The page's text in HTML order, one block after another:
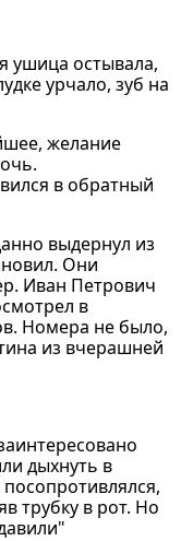
ушица остывала,
урчало, зуб на
желание
в обратный
выдернул из
Они
Иван Петрович
в
Номера не было,
из вчерашней
дыхнуть в
трубку в рот. Но